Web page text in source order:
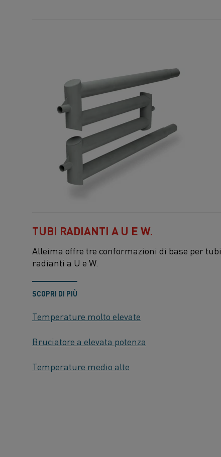
TUBI RADIANTI A U E W.
Alleima offre tre conformazioni di base per tubi
radianti a U e W.
SCOPRI DI PIÙ
Temperature molto elevate
Bruciatore a elevata potenza
Temperature medio alte